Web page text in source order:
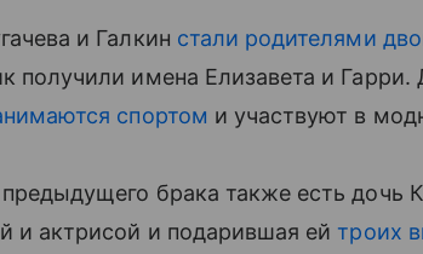
и Галкин стали родителями
получили имена Елизавета и Гарри.
спортом и участвуют в
брака также есть дочь
и актрисой и подарившая ей троих